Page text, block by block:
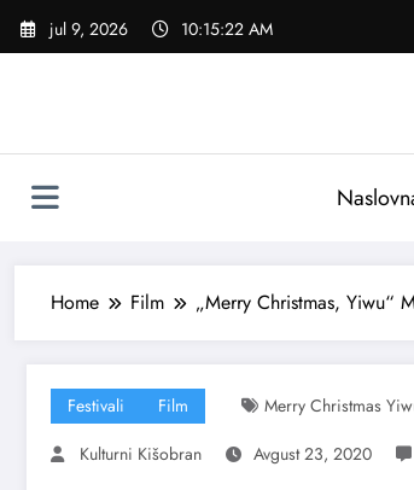
Skoči
jul 9, 2026 10:15:24 AM
Home Film „Merry Christmas, Yiwu“
Festivali Film Merry Christmas
Kulturni Kišobran
Avgust 23, 2020